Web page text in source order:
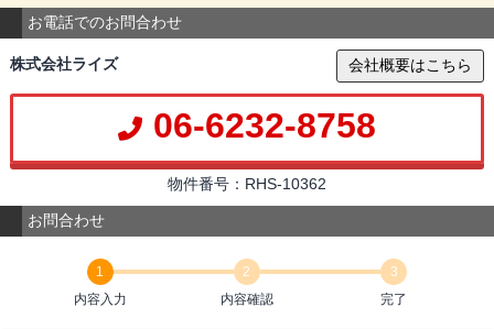
お電話でのお問合わせ
株式会社ライズ 会社概要はこちら
06-6232-8758
物件番号：RHS-10362
お問合わせ
1
内容入力
2
内容確認
3
完了